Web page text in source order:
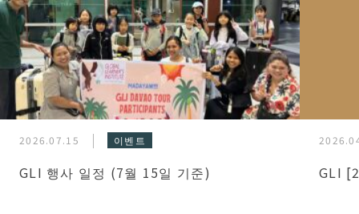
2026.07.15 이벤트
GLI 행사 일정 (7월 15일 기준) GLI